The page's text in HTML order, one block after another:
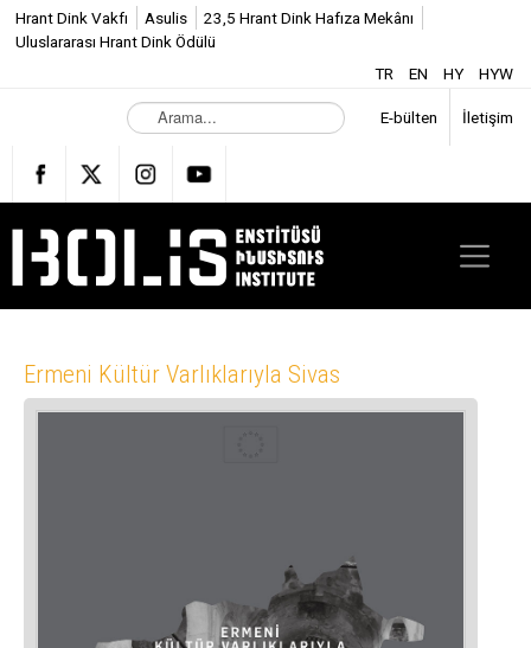
Hrant Dink Vakfı Asulis
23,5 Hrant Dink Hafıza Mekânı
Uluslararası Hrant Dink Ödülü
TR
EN HY HYW
A
r
m
a
E-bülten İletişim
Ermeni Kültür Varlıklarıyla Sivas